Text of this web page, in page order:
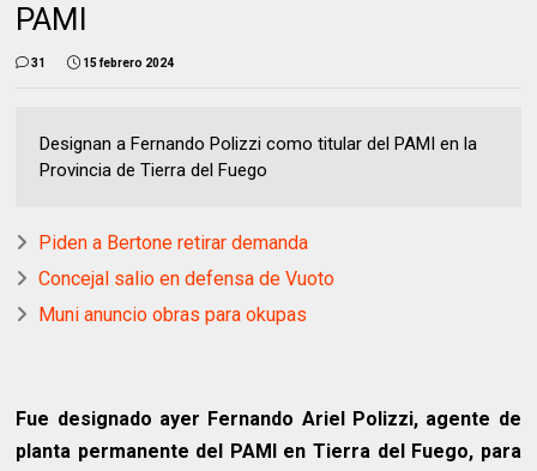
PAMI
31 15 febrero 2024
Designan a Fernando Polizzi como titular del PAMI en la
Provincia de Tierra del Fuego
Piden a Bertone retirar demanda
Concejal salio en defensa de Vuoto
Muni anuncio obras para okupas
Fue designado ayer Fernando Ariel Polizzi, agente de
planta permanente del PAMI en Tierra del Fuego, para